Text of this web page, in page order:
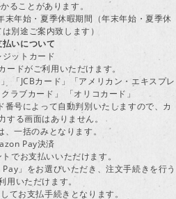
ることがあります。
年始・夏季休暇期間（年末年始・夏季休
別途ご案内致します）
払いについて
ジットカード
ードがご利用いただけます。
「JCBカード」「アメリカン・エキスプレ
ラブカード」 「オリコカード」
号によって自動判別いたしますので、カ
する画面はありません。
一括のみとなります。
Pay決済
でお支払いいただけます。
」をお選びいただき、注文手続きを行う
用いただけます。
てお支払手続きとなります。